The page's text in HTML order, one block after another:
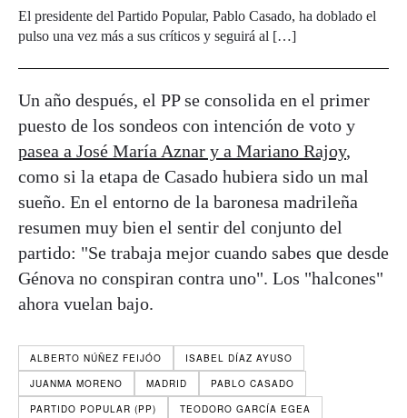
El presidente del Partido Popular, Pablo Casado, ha doblado el
pulso una vez más a sus críticos y seguirá al […]
Un año después, el PP se consolida en el primer
puesto de los sondeos con intención de voto y
pasea a José María Aznar y a Mariano Rajoy,
como si la etapa de Casado hubiera sido un mal
sueño. En el entorno de la baronesa madrileña
resumen muy bien el sentir del conjunto del
partido: "Se trabaja mejor cuando sabes que desde
Génova no conspiran contra uno". Los "halcones"
ahora vuelan bajo.
ALBERTO NÚÑEZ FEIJÓO
ISABEL DÍAZ AYUSO
JUANMA MORENO
MADRID
PABLO CASADO
PARTIDO POPULAR (PP)
TEODORO GARCÍA EGEA